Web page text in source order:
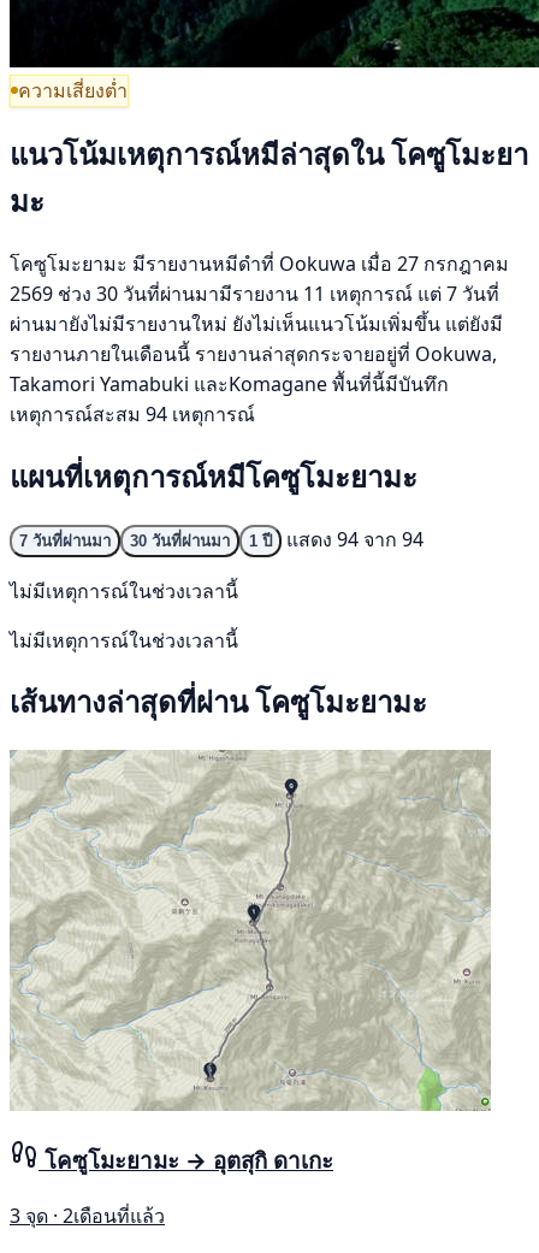
ความเสี่ยงต่ำ
แนวโน้มเหตุการณ์หมีล่าสุดใน โคซูโมะยา
มะ
โคซูโมะยามะ มีรายงานหมีดำที่ Ookuwa เมื่อ 27 กรกฎาคม
2569 ช่วง 30 วันที่ผ่านมามีรายงาน 11 เหตุการณ์ แต่ 7 วันที่
ผ่านมายังไม่มีรายงานใหม่ ยังไม่เห็นแนวโน้มเพิ่มขึ้น แต่ยังมี
รายงานภายในเดือนนี้ รายงานล่าสุดกระจายอยู่ที่ Ookuwa,
Takamori Yamabuki และKomagane พื้นที่นี้มีบันทึก
เหตุการณ์สะสม 94 เหตุการณ์
แผนที่เหตุการณ์หมีโคซูโมะยามะ
7 วันที่ผ่านมา 30 วันที่ผ่านมา 1 ปี
แสดง 94 จาก 94
ไม่มีเหตุการณ์ในช่วงเวลานี้
ไม่มีเหตุการณ์ในช่วงเวลานี้
เส้นทางล่าสุดที่ผ่าน โคซูโมะยามะ
โคซูโมะยามะ → อุตสุกิ ดาเกะ
3 จุด · 2เดือนที่แล้ว